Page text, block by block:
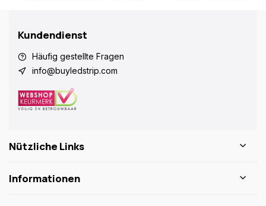
Kundendienst
Häufig gestellte Fragen
info@buyledstrip.com
Nützliche Links
Informationen